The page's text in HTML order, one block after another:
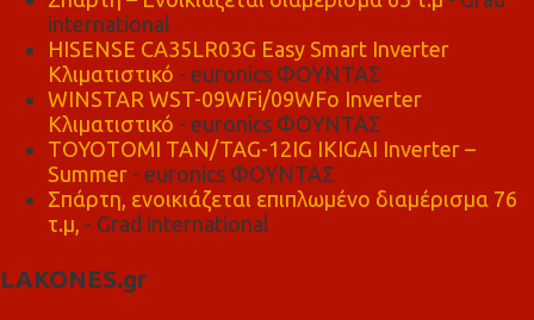
international
HISENSE CA35LR03G Easy Smart Inverter
Κλιματιστικό - euronics ΦΟΥΝΤΑΣ
WINSTAR WST-09WFi/09WFo Inverter
Κλιματιστικό - euronics ΦΟΥΝΤΑΣ
TOYOTOMI TAN/TAG-12IG IKIGAI Inverter –
Summer - euronics ΦΟΥΝΤΑΣ
Σπάρτη, ενοικιάζεται επιπλωμένο διαμέρισμα 76
τ.μ, - Grad international
LAKONES.gr